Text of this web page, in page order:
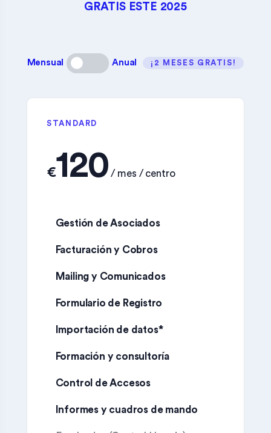
GRATIS ESTE 2025
Mensual Anual ¡2 MESES GRATIS!
STANDARD
€
Gestión de Asociados
Facturación y Cobros
Mailing y Comunicados
Formulario de Registro
Importación de datos*
Formación y consultoría
Control de Accesos
Informes y cuadros de mando